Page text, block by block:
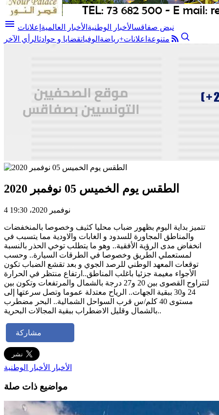
menu نبض صفاقسالأخبار الوطنية الأخبار العالمية إعلانات
متنوعة اعلانات+رياضة الوفياتقضايا و حوادثالرأي الآخر
الطقس يوم الخميس 05 نوفمبر 2020
4 نوفمبر 2020، 19:30
تتميز بداية اليوم بظهور ضباب محليا كثيف وخصوصا بالمنخفضات
والمناطق المجاورة للسدود و الغابات والاودية مما يتسبب في
انخفاض مدى الرؤية الأفقية.. وهو ما يتطلب توخي الحذر بالنسبة
لمستعملي الطريق وخصوصا في الطرقات السيارة.. وحسب
توقعات المعهد الوطني للرصد الجوي و بعد تقشع الضباب تكون
الأجواء مغيمة جزئيا باغلب المناطق..ارتفاع منتظر في الحرارة
لتتراوح القصوى بين 20 و27 درجة بالشمال والمرتفعات وتكون بين
24 و30 ببقية الجهات.. الرياح معتدلة عموما وتصل سرعتها إلى
مستوى 40 كلم/س قرب السواحل الشمالية.. البحر مضطرب
بالشمال وقليل الاضطراب ببقية المجالات البحرية..
مشاركة
الأخبار الأخبار الوطنية
مواضيع ذات صلة